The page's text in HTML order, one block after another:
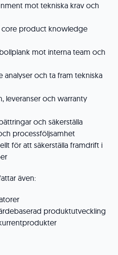
mot tekniska krav och
core product knowledge
mot interna team och
och ta fram tekniska
leveranser och warranty
och säkerställa
processföljsamhet
för att säkerställa framdrift i
även:
produktutveckling